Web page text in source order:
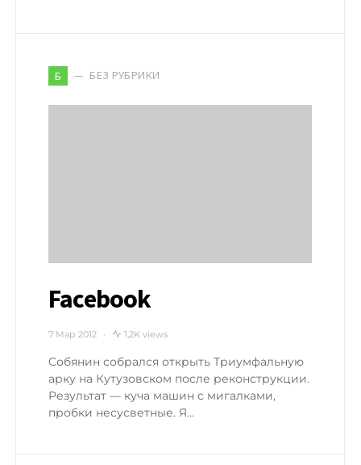
Б БЕЗ РУБРИКИ
Facebook
7 Мар 2012 1,2K views
Собянин собрался открыть Триумфальную
арку на Кутузовском после реконструкции.
Результат — куча машин с мигалками,
пробки несусветные. Я…